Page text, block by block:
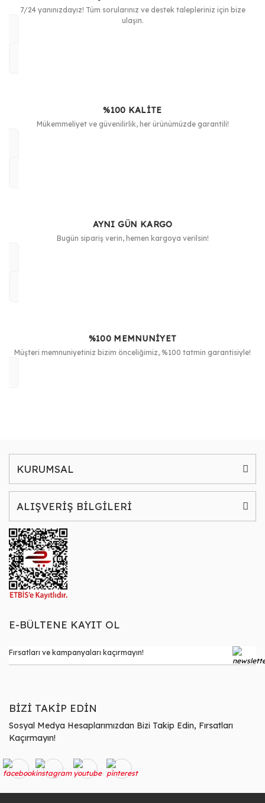
7/24 yanınızdayız! Tüm sorularınız ve destek talepleriniz için bize
ulaşın.
%100 KALİTE
Mükemmeliyet ve güvenilirlik, her ürünümüzde garantili!
AYNI GÜN KARGO
Bugün sipariş verin, hemen kargoya verilsin!
%100 MEMNUNİYET
Müşteri memnuniyetiniz bizim önceliğimiz, %100 tatmin garantisiyle!
KURUMSAL
ALIŞVERİŞ BİLGİLERİ
E-BÜLTENE KAYIT OL
BİZİ TAKİP EDİN
Sosyal Medya Hesaplarımızdan Bizi Takip Edin, Fırsatları
Kaçırmayın!